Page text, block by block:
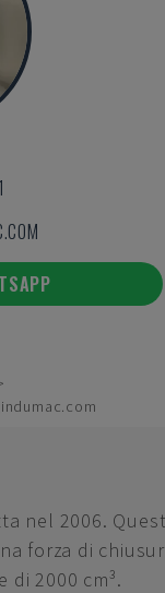
nel 2006.
forza di
di 2000 cm³.